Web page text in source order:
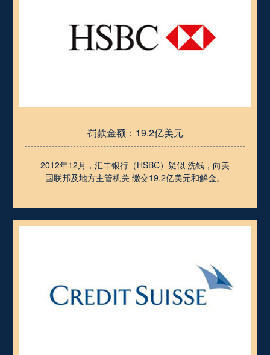
罚款金额：19.2亿美元
2012年12月，汇丰银行（HSBC）疑似 洗钱，向美
国联邦及地方主管机关 缴交19.2亿美元和解金。